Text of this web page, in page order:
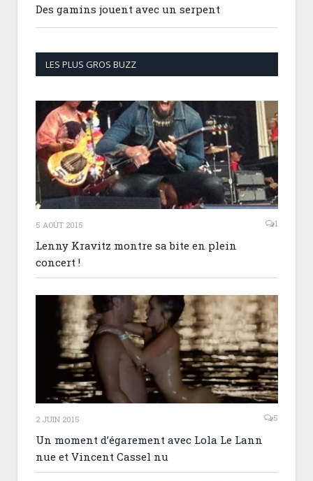
Des gamins jouent avec un serpent
LES PLUS GROS BUZZ
5 AOÛT 2015 1
Lenny Kravitz montre sa bite en plein
concert !
2 JUIN 2015 5
Un moment d’égarement avec Lola Le Lann
nue et Vincent Cassel nu